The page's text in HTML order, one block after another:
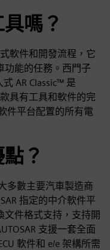
嗎？
軟件和開發流程，它
功能的任務。西門子
AR Classic™ 是
具有工具和軟件的完
件平台配置的所有電
？
多數主要汽車製造商
指定的中介軟件平
文件格式支持，支持開
支援一套全面
軟件和 e/e 架構所需